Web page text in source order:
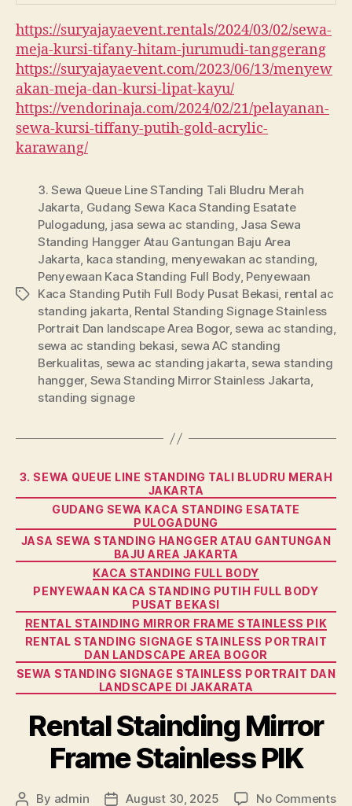
https://suryajayaevent.rentals/2024/03/02/sewa-
meja-kursi-tifany-hitam-jurumudi-tanggerang
https://suryajayaevent.com/2023/06/13/menyew
akan-meja-dan-kursi-lipat-kayu/
https://vendorinaja.com/2024/02/21/pelayanan-
sewa-kursi-tiffany-putih-gold-acrylic-
karawang/
Tags
3. Sewa Queue Line STanding Tali Bludru Merah
Jakarta, Gudang Sewa Kaca Standing Esatate
Pulogadung, jasa sewa ac standing, Jasa Sewa
Standing Hangger Atau Gantungan Baju Area
Jakarta, kaca standing, menyewakan ac standing,
Penyewaan Kaca Standing Full Body, Penyewaan
Kaca Standing Putih Full Body Pusat Bekasi, rental ac
standing jakarta, Rental Standing Signage Stainless
Portrait Dan landscape Area Bogor, sewa ac standing,
sewa ac standing bekasi, sewa AC standing
Berkualitas, sewa ac standing jakarta, sewa standing
hangger, Sewa Standing Mirror Stainless Jakarta,
standing signage
Categories
3. SEWA QUEUE LINE STANDING TALI BLUDRU MERAH
JAKARTA
GUDANG SEWA KACA STANDING ESATATE
PULOGADUNG
JASA SEWA STANDING HANGGER ATAU GANTUNGAN
BAJU AREA JAKARTA
KACA STANDING FULL BODY
PENYEWAAN KACA STANDING PUTIH FULL BODY
PUSAT BEKASI
RENTAL STAINDING MIRROR FRAME STAINLESS PIK
RENTAL STANDING SIGNAGE STAINLESS PORTRAIT
DAN LANDSCAPE AREA BOGOR
SEWA STANDING SIGNAGE STAINLESS PORTRAIT DAN
LANDSCAPE DI JAKARATA
Rental Stainding Mirror
Frame Stainless PIK
Post
By admin
PostAugust 30, 2025 No Commentson